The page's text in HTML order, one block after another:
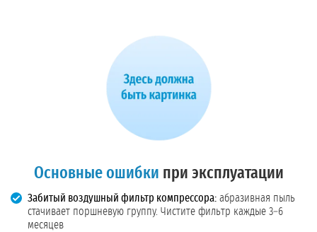
Основные ошибки при эксплуатации
Забитый воздушный фильтр компрессора: абразивная пыль
стачивает поршневую группу. Чистите фильтр каждые 3–6
месяцев